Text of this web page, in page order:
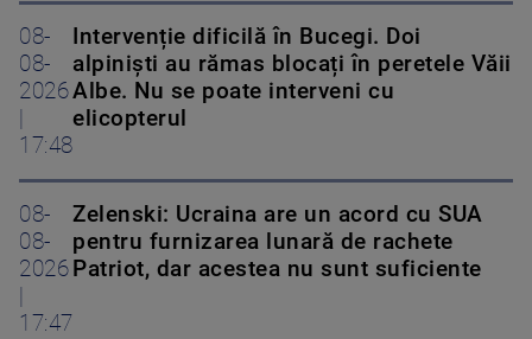
08-
08-
2026
17:48
Intervenție dificilă în Bucegi. Doi
alpiniști au rămas blocați în peretele Văii
Albe. Nu se poate interveni cu
elicopterul
08-
08-
2026
17:47
Zelenski: Ucraina are un acord cu SUA
pentru furnizarea lunară de rachete
Patriot, dar acestea nu sunt suficiente